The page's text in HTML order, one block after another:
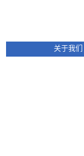
关于我们